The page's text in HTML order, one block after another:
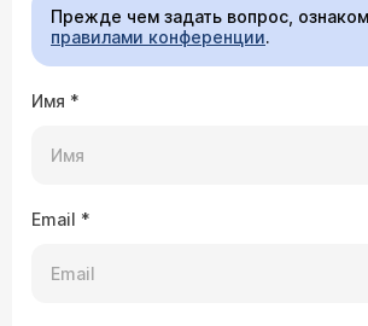
Прежде чем задать вопрос,
правилами конференции.
Имя *
Email *